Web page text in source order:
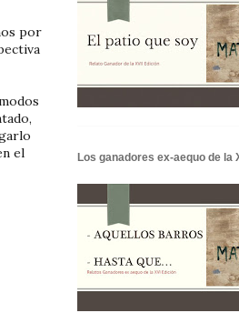
por
el
Los ganadores ex-aequo de la